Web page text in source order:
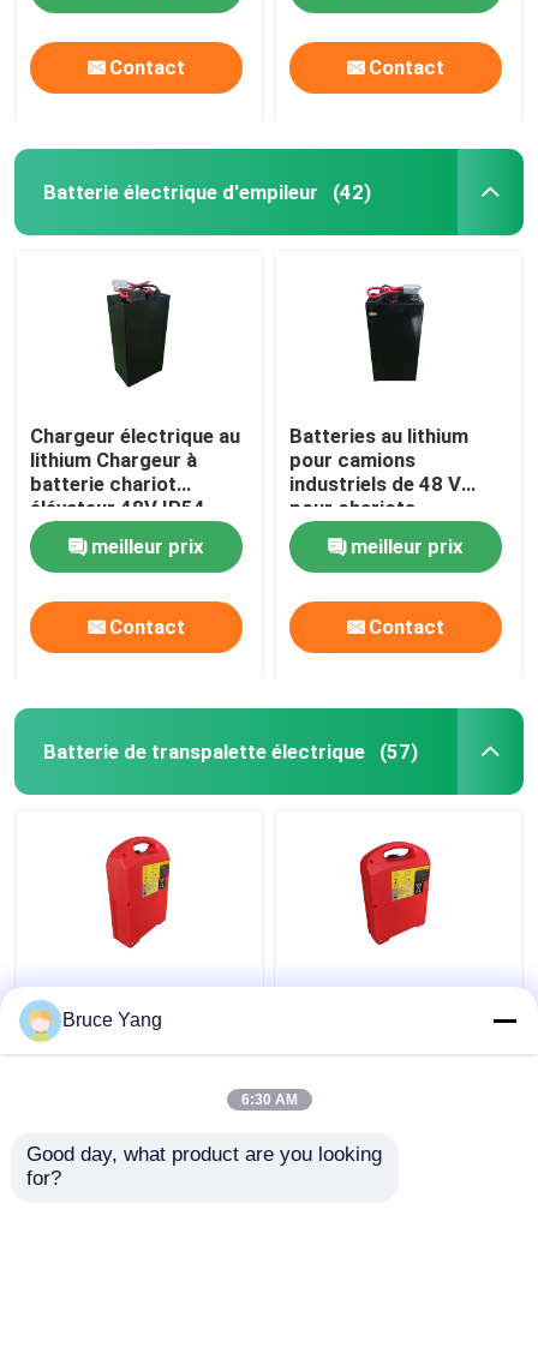
Contact Contact
Batterie électrique d'empileur (42)
Chargeur électrique au
lithium Chargeur à
batterie chariot
élévateur 48V IP54
étanche
meilleur prix
Contact
Batteries au lithium
pour camions
industriels de 48 V
pour chariots
élévateurs électriques
à charpente 15 kg
meilleur prix
Contact
Batterie de transpalette électrique (57)
Batterie électrique à
palettes au lithium-ion
pour chariot élévateur
L'équipement est
Bruce Yang
6:30 AM
Good day, what product are you looking
for?